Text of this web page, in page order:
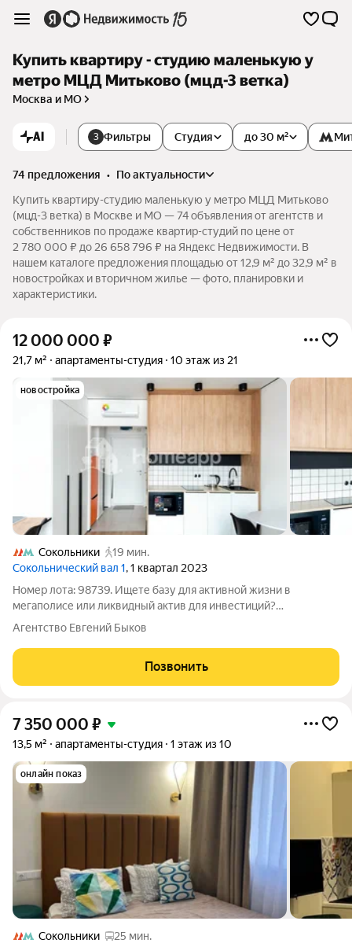
Купить квартиру - студию маленькую у
метро МЦД Митьково (мцд-3 ветка)
Москва и МО
AI 3 Фильтры Студия до 30 м²
74 предложения •
по актуальности
Купить квартиру-студию маленькую у метро МЦД Митьково
(мцд-3 ветка) в Москве и МО — 74 объявления от агентств и
собственников по продаже квартир-студий по цене от
2 780 000 ₽ до 26 658 796 ₽ на Яндекс Недвижимости. В
нашем каталоге предложения площадью от 12,9 м² до 32,9 м² в
новостройках и вторичном жилье — фото, планировки и
характеристики.
12 000 000 ₽
21,7 м² апартаменты-студия 10 этаж из 21
новостройка
Сокольники
19 мин.
Сокольнический вал 1, 1 квартал 2023
Номер лота: 98739. Ищете базу для активной жизни в
мегаполисе или ликвидный актив для инвестиций?
Предлагается к продаже студия (21,7 м) на 10 этаже в новом
КТО ЦЕНИТ ВРЕМЯ: Ваш образ жизни
Агентство Евгений Быков
Позвонить
7 350 000 ₽
13,5 м² апартаменты-студия 1 этаж из 10
онлайн показ
Сокольники
25 мин.